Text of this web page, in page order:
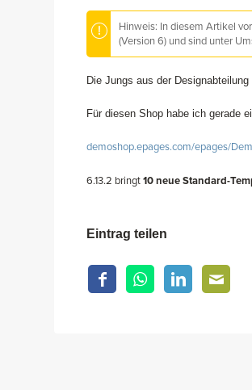
Hinweis: In diesem Artikel
(Version 6) und sind unter
Die Jungs aus der
Für diesen Shop habe ich gerade
demoshop.epages.com/epages/
6.13.2 bringt10 neue Standard-
Eintrag teilen